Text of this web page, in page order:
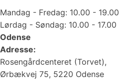
Mandag - Fredag: 10.00 - 19.00
Lørdag - Søndag: 10.00 - 17.00
Odense
Adresse:
Rosengårdcenteret (Torvet),
Ørbækvej 75, 5220 Odense